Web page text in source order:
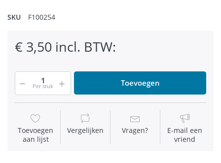
SKU F100254
€ 3,50 incl. BTW:
Per stuk Toevoegen
Toevoegen
aan lijst
Vergelijken Vragen?
E-mail een
vriend